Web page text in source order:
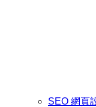
SEO 網頁